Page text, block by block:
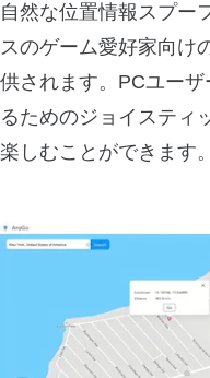
自然な位置情報スプー
スのゲーム愛好家向け
供されます。PCユー
るためのジョイスティ
楽しむことができます。